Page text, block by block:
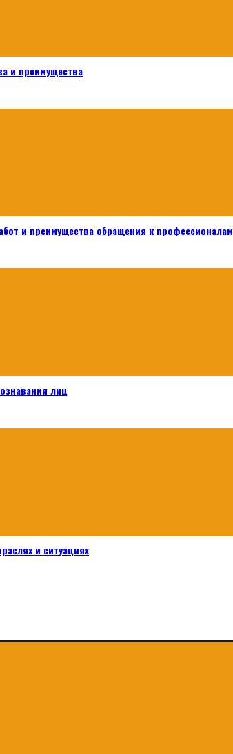
и преимущества
и преимущества обращения к профессионалам
лиц
и ситуациях